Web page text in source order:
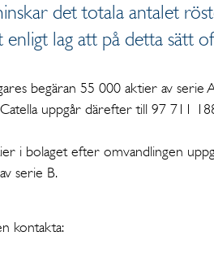
det totala antalet
enligt lag att på detta sätt
begäran 55 000 aktier av serie
uppgår därefter till 97 711
i bolaget efter omvandlingen
serie B.
kontakta: